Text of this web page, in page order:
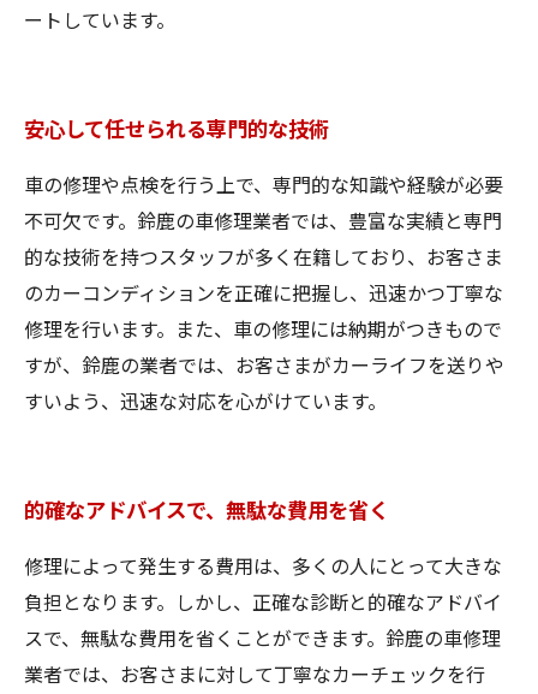
ートしています。
安心して任せられる専門的な技術
車の修理や点検を行う上で、専門的な知識や経験が必要
不可欠です。鈴鹿の車修理業者では、豊富な実績と専門
的な技術を持つスタッフが多く在籍しており、お客さま
のカーコンディションを正確に把握し、迅速かつ丁寧な
修理を行います。また、車の修理には納期がつきもので
すが、鈴鹿の業者では、お客さまがカーライフを送りや
すいよう、迅速な対応を心がけています。
的確なアドバイスで、無駄な費用を省く
修理によって発生する費用は、多くの人にとって大きな
負担となります。しかし、正確な診断と的確なアドバイ
スで、無駄な費用を省くことができます。鈴鹿の車修理
業者では、お客さまに対して丁寧なカーチェックを行